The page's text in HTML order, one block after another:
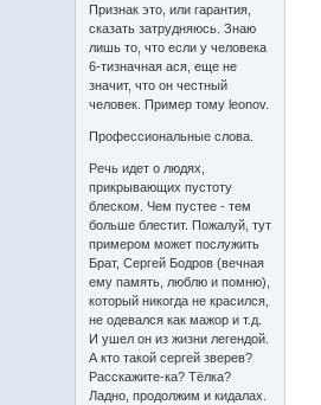
Признак это, или гарантия,
сказать затрудняюсь. Знаю
лишь то, что если у человека
6-тизначная ася, еще не
значит, что он честный
человек. Пример тому leonov.
Профессиональные слова.
Речь идет о людях,
прикрывающих пустоту
блеском. Чем пустее - тем
больше блестит. Пожалуй, тут
примером может послужить
Брат, Сергей Бодров (вечная
ему память, люблю и помню),
который никогда не красился,
не одевался как мажор и т.д.
И ушел он из жизни легендой.
А кто такой сергей зверев?
Расскажите-ка? Тёлка?
Ладно, продолжим и кидалах.